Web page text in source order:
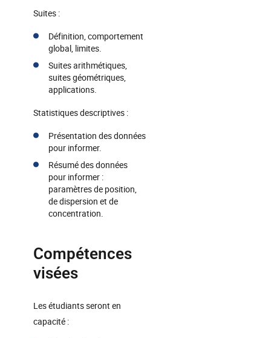
Suites :
Définition, comportement
global, limites.
Suites arithmétiques,
suites géométriques,
applications.
Statistiques descriptives :
Présentation des données
pour informer.
Résumé des données
pour informer :
paramètres de position,
de dispersion et de
concentration.
Compétences
visées
Les étudiants seront en
capacité :